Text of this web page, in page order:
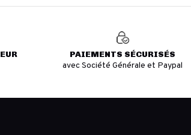
PAIEMENTS SÉCURISÉS
avec Société Générale et Paypal